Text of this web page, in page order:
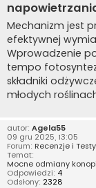
Mechanizm jest
efektywnej
Wprowadzenie
tempo
składniki
młodych
autor: Agela55
09 gru 2025, 13:05
Forum: Recenzje i
Temat:
Mocne odmiany
Odpowiedzi: 4
Odsłony: 2328